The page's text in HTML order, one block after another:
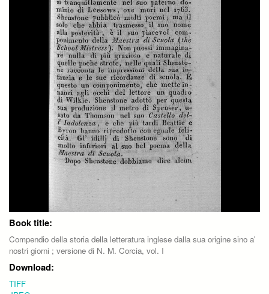
Book title:
Compendio della storia della letteratura inglese dalla sua origine sino a'
nostri giorni ; versione di N. M. Corcia, vol. I
Download:
TIFF